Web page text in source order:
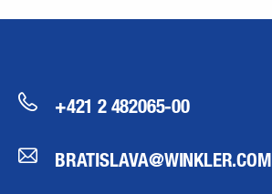
+421 2 482065-00
BRATISLAVA@WINKLER.COM